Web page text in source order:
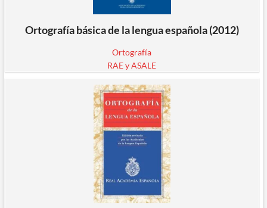
Ortografía básica de la lengua española (2012)
Ortografía
RAE y ASALE